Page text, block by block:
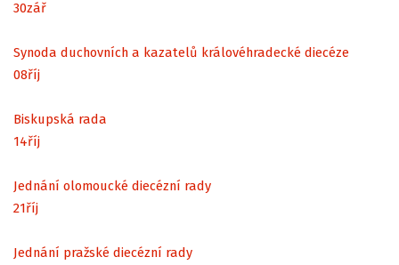
30zář
Synoda duchovních a kazatelů královéhradecké diecéze
08říj
Biskupská rada
14říj
Jednání olomoucké diecézní rady
21říj
Jednání pražské diecézní rady